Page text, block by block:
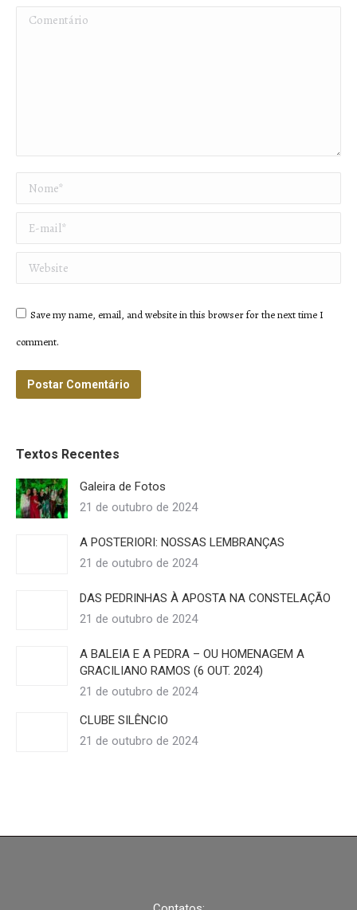
Comentário
Nome *
E-mail *
Website
Save my name, email, and website in this browser for the next time I
comment.
Postar Comentário
Textos Recentes
Galeira de Fotos
21 de outubro de 2024
A POSTERIORI: NOSSAS LEMBRANÇAS
21 de outubro de 2024
DAS PEDRINHAS À APOSTA NA CONSTELAÇÃO
21 de outubro de 2024
A BALEIA E A PEDRA – OU HOMENAGEM A
GRACILIANO RAMOS (6 OUT. 2024)
21 de outubro de 2024
CLUBE SILÊNCIO
21 de outubro de 2024